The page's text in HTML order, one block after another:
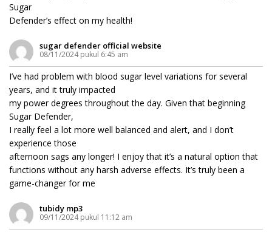
Sugar
Defender’s effect on my health!
sugar defender official website
08/11/2024 pukul 6:45 am
I’ve had problem with blood sugar level variations for several
years, and it truly impacted
my power degrees throughout the day. Given that beginning
Sugar Defender,
I really feel a lot more well balanced and alert, and I don’t
experience those
afternoon sags any longer! I enjoy that it’s a natural option that
functions without any harsh adverse effects. It’s truly been a
game-changer for me
tubidy mp3
09/11/2024 pukul 11:12 am